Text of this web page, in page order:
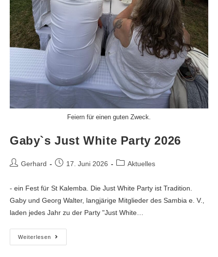
Feiern für einen guten Zweck.
Gaby`s Just White Party 2026
Gerhard 17. Juni 2026 Aktuelles
- ein Fest für St Kalemba. Die Just White Party ist Tradition.
Gaby und Georg Walter, langjärige Mitglieder des Sambia e. V.,
laden jedes Jahr zu der Party "Just White…
Weiterlesen